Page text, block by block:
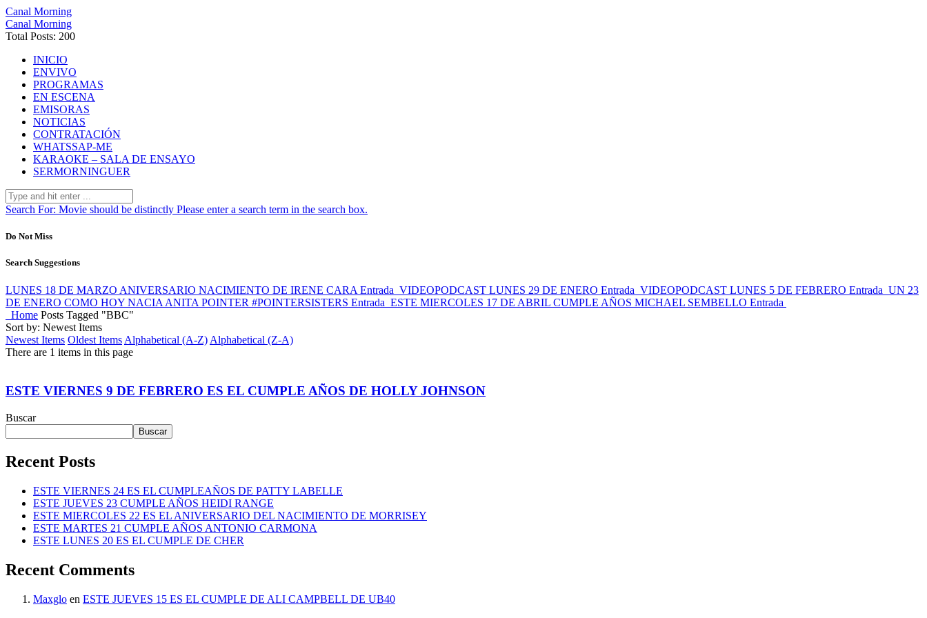
Canal Morning
Canal Morning
Total Posts: 200
INICIO
ENVIVO
PROGRAMAS
EN ESCENA
EMISORAS
NOTICIAS
CONTRATACIÓN
WHATSSAP-ME
KARAOKE – SALA DE ENSAYO
SERMORNINGUER
Search For: Movie should be distinctly Please enter a search term in the search box.
Do Not Miss
Search Suggestions
LUNES 18 DE MARZO ANIVERSARIO NACIMIENTO DE IRENE CARA Entrada VIDEOPODCAST LUNES 29 DE ENERO Entrada VIDEOPODCAST LUNES 5 DE FEBRERO Entrada UN 23
DE ENERO COMO HOY NACIA ANITA POINTER #POINTERSISTERS Entrada ESTE MIERCOLES 17 DE ABRIL CUMPLE AÑOS MICHAEL SEMBELLO Entrada
Home Posts Tagged "BBC"
Sort by: Newest Items
Newest Items Oldest Items Alphabetical (A-Z) Alphabetical (Z-A)
There are 1 items in this page
ESTE VIERNES 9 DE FEBRERO ES EL CUMPLE AÑOS DE HOLLY JOHNSON
Buscar
Buscar
Recent Posts
ESTE VIERNES 24 ES EL CUMPLEAÑOS DE PATTY LABELLE
ESTE JUEVES 23 CUMPLE AÑOS HEIDI RANGE
ESTE MIERCOLES 22 ES EL ANIVERSARIO DEL NACIMIENTO DE MORRISEY
ESTE MARTES 21 CUMPLE AÑOS ANTONIO CARMONA
ESTE LUNES 20 ES EL CUMPLE DE CHER
Recent Comments
Maxglo en ESTE JUEVES 15 ES EL CUMPLE DE ALI CAMPBELL DE UB40